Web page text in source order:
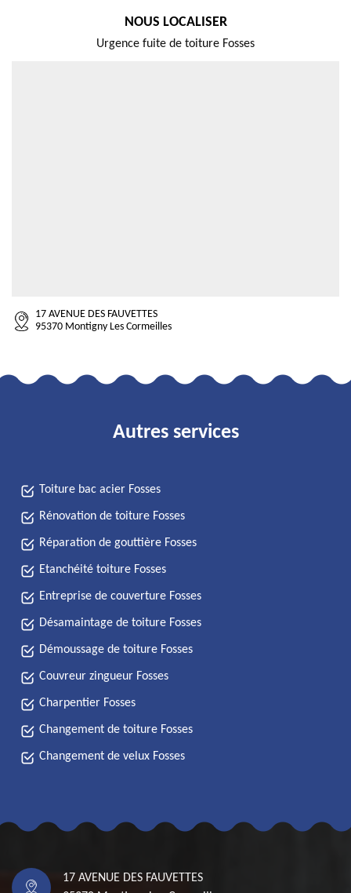
NOUS LOCALISER
Urgence fuite de toiture Fosses
17 AVENUE DES FAUVETTES
95370 Montigny Les Cormeilles
Autres services
Toiture bac acier Fosses
Rénovation de toiture Fosses
Réparation de gouttière Fosses
Etanchéité toiture Fosses
Entreprise de couverture Fosses
Désamaintage de toiture Fosses
Démoussage de toiture Fosses
Couvreur zingueur Fosses
Charpentier Fosses
Changement de toiture Fosses
Changement de velux Fosses
17 AVENUE DES FAUVETTES